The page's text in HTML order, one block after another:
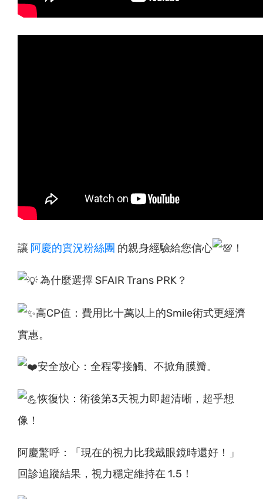
讓 阿慶的實況粉絲團 的親身經驗給您信心 ！
為什麼選擇 SFAIR Trans PRK？
高CP值：費用比十萬以上的Smile術式更經濟
實惠。
安全放心：全程零接觸、不掀角膜瓣。
恢復快：術後第3天視力即超清晰，超乎想
像！
阿慶驚呼：「現在的視力比我戴眼鏡時還好！」
回診追蹤結果，視力穩定維持在 1.5！